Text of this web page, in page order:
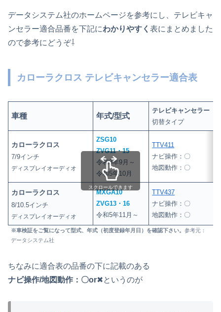
データシステム社のホームページを参考にし、テレビキャ
ンセラー適合品番を下記にわかりやすく 表にまとめました
ので参考にどうぞ⇩
カローラクロス テレビキャンセラー適合表
車種 年式/型式
テレビキャンセラー
切替タイプ
カローラクロス
7/9インチ
ディスプレイオーディオ
ZSG10
ZVG11・15
令和3年9月～
令和5年10月
TTV411
ナビ操作：〇
地図動作：〇
カローラクロス
8/10.5インチ
ディスプレイオーディオ
MXGA10
ZVG13・16
令和5年11月～
TTV437
ナビ操作：〇
地図動作：〇
スクロールできます
※車検証をご覧になって型式、年式（初度登録年月日）を確認下さい。 参考元：
データシステム社
ちなみに適合表の品番の下に記載のある
ナビ操作/地図動作：〇or✖というのが